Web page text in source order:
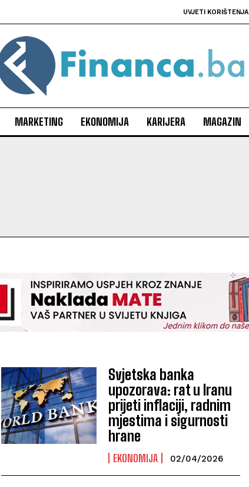
UVJETI KORIŠTENJA
MARKETING EKONOMIJA KARIJERA MAGAZIN
Svjetska banka
upozorava: rat u Iranu
prijeti inflaciji, radnim
mjestima i sigurnosti
hrane
EKONOMIJA 02/04/2026